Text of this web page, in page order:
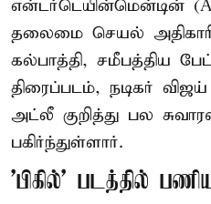
என்டர்டெயின்மென்டின்
தலைமை செயல்
கல்பாத்தி, சமீபத்திய
திரைப்படம், நடிகர்
அட்லீ குறித்து பல
பகிர்ந்துள்ளார்.
'பிகில்' படத்தில்